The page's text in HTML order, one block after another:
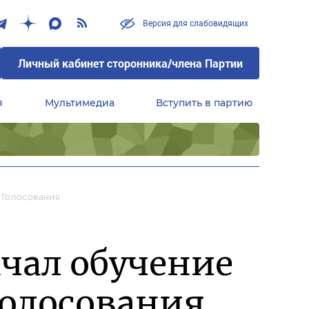
Версия для слабовидящих
Личный кабинет сторонника/члена Партии
Мультимедиа Вступить в партию
обучение